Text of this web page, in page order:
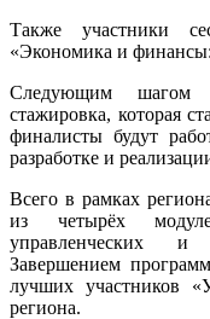
Также участники
«Экономика и
Следующим шагом
стажировка, которая
финалисты будут
разработке и
Всего в рамках
из четырёх
управленческих и
Завершением
лучших участников
региона.